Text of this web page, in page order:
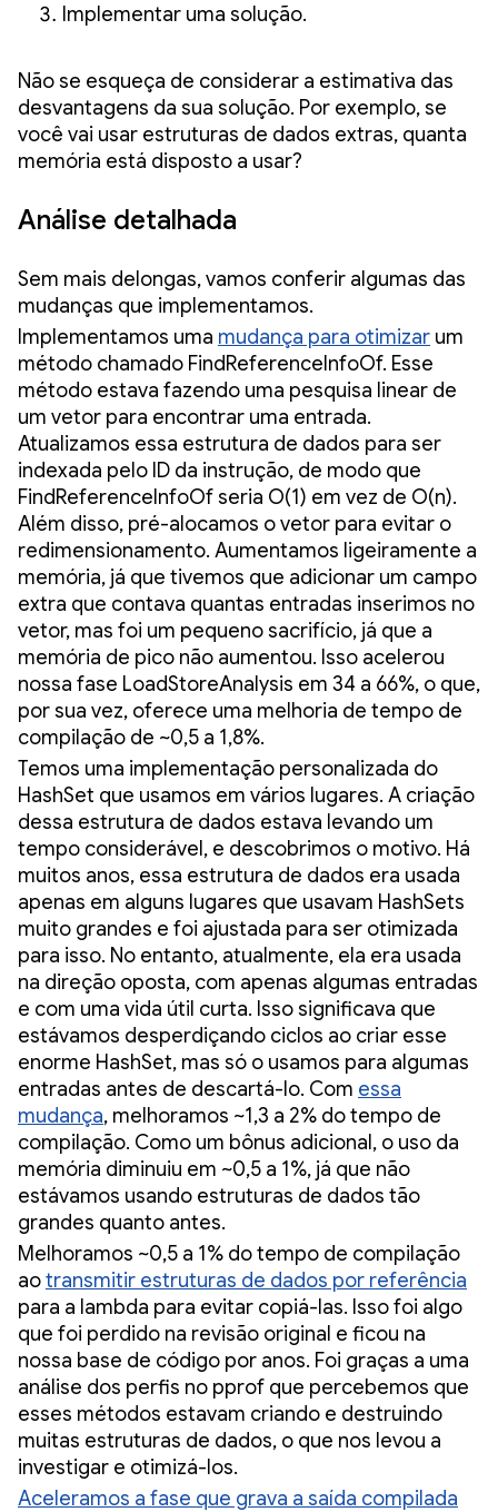
Implementar uma solução.
Não se esqueça de considerar a estimativa das
desvantagens da sua solução. Por exemplo, se
você vai usar estruturas de dados extras, quanta
memória está disposto a usar?
Análise detalhada
Sem mais delongas, vamos conferir algumas das
mudanças que implementamos.
Implementamos uma mudança para otimizar um
método chamado FindReferenceInfoOf. Esse
método estava fazendo uma pesquisa linear de
um vetor para encontrar uma entrada.
Atualizamos essa estrutura de dados para ser
indexada pelo ID da instrução, de modo que
FindReferenceInfoOf seria O(1) em vez de O(n).
Além disso, pré-alocamos o vetor para evitar o
redimensionamento. Aumentamos ligeiramente a
memória, já que tivemos que adicionar um campo
extra que contava quantas entradas inserimos no
vetor, mas foi um pequeno sacrifício, já que a
memória de pico não aumentou. Isso acelerou
nossa fase LoadStoreAnalysis em 34 a 66%, o que,
por sua vez, oferece uma melhoria de tempo de
compilação de ~0,5 a 1,8%.
Temos uma implementação personalizada do
HashSet que usamos em vários lugares. A criação
dessa estrutura de dados estava levando um
tempo considerável, e descobrimos o motivo. Há
muitos anos, essa estrutura de dados era usada
apenas em alguns lugares que usavam HashSets
muito grandes e foi ajustada para ser otimizada
para isso. No entanto, atualmente, ela era usada
na direção oposta, com apenas algumas entradas
e com uma vida útil curta. Isso significava que
estávamos desperdiçando ciclos ao criar esse
enorme HashSet, mas só o usamos para algumas
entradas antes de descartá-lo. Com essa
mudança, melhoramos ~1,3 a 2% do tempo de
compilação. Como um bônus adicional, o uso da
memória diminuiu em ~0,5 a 1%, já que não
estávamos usando estruturas de dados tão
grandes quanto antes.
Melhoramos ~0,5 a 1% do tempo de compilação
aotransmitir estruturas de dados por referência
para a lambda para evitar copiá-las. Isso foi algo
que foi perdido na revisão original e ficou na
nossa base de código por anos. Foi graças a uma
análise dos perfis no pprof que percebemos que
esses métodos estavam criando e destruindo
muitas estruturas de dados, o que nos levou a
investigar e otimizá-los.
Aceleramos a fase que grava a saída compilada